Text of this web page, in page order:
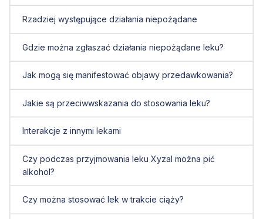
Rzadziej występujące działania niepożądane
Gdzie można zgłaszać działania niepożądane leku?
Jak mogą się manifestować objawy przedawkowania?
Jakie są przeciwwskazania do stosowania leku?
Interakcje z innymi lekami
Czy podczas przyjmowania leku Xyzal można pić
alkohol?
Czy można stosować lek w trakcie ciąży?